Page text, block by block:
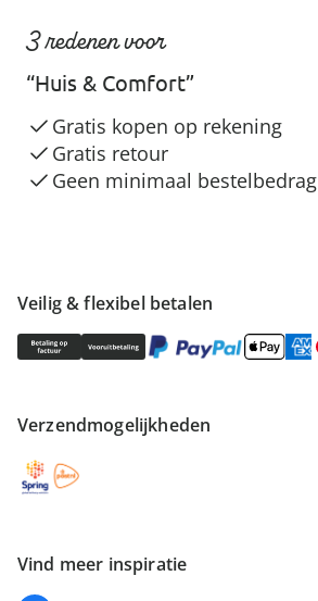
Veilig & flexibel betalen
Verzendmogelijkheden
Vind meer inspiratie
3 redenen voor
“Huis & Comfort”
Gratis kopen op rekening
Gratis retour
Geen minimaal bestelbedrag